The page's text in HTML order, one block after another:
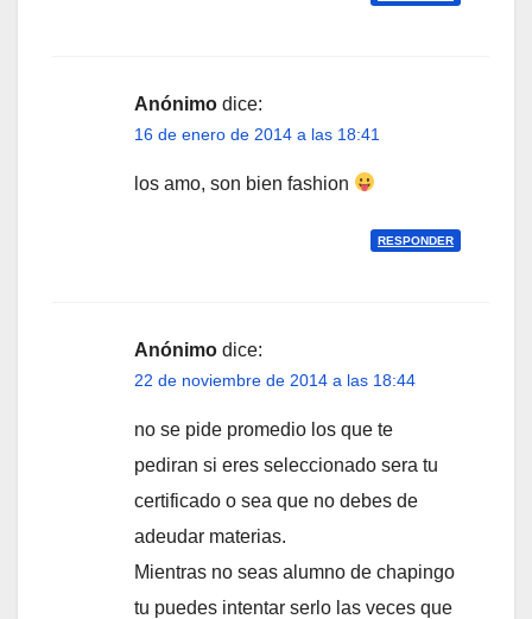
Anónimo dice:
16 de enero de 2014 a las 18:41
los amo, son bien fashion
RESPONDER
Anónimo dice:
22 de noviembre de 2014 a las 18:44
no se pide promedio los que te
pediran si eres seleccionado sera tu
certificado o sea que no debes de
adeudar materias.
Mientras no seas alumno de chapingo
tu puedes intentar serlo las veces que